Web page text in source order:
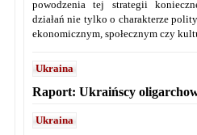
powodzenia tej strategii
działań nie tylko o charakterze
ekonomicznym, społecznym czy
Ukraina
Raport: Ukraińscy
Ukraina